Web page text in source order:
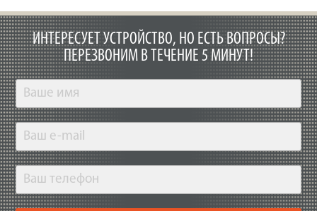
ИНТЕРЕСУЕТ УСТРОЙСТВО, НО ЕСТЬ ВОПРОСЫ?
ПЕРЕЗВОНИМ В ТЕЧЕНИЕ 5 МИНУТ!